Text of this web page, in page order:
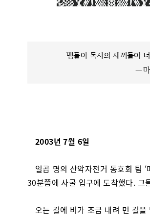
뱀들아 독사의 새끼들아
―마
2003년 7월 6일
일곱 명의 산악자전거 동호회 팀
30분쯤에 사굴 입구에 도착했다. 그
오는 길에 비가 조금 내려 먼 길